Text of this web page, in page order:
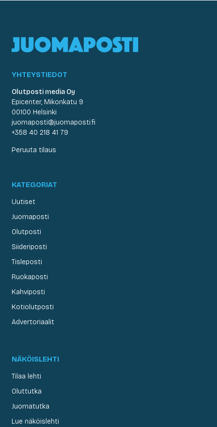
YHTEYSTIEDOT
Olutposti media Oy
Epicenter, Mikonkatu 9
00100 Helsinki
juomaposti@juomaposti.fi
+358 40 218 41 79
Peruuta tilaus
KATEGORIAT
Uutiset
Juomaposti
Olutposti
Siideriposti
Tisleposti
Ruokaposti
Kahviposti
Kotiolutposti
Advertoriaalit
NÄKÖISLEHTI
Tilaa lehti
Oluttutka
Juomatutka
Lue näköislehti